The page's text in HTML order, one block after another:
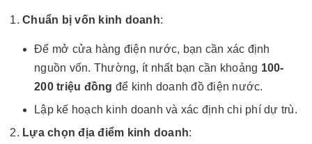
Chuẩn bị vốn kinh doanh:
Để mở cửa hàng điện nước, bạn cần xác định
nguồn vốn. Thường, ít nhất bạn cần khoảng 100-
200 triệu đồng để kinh doanh đồ điện nước.
Lập kế hoạch kinh doanh và xác định chi phí dự trù.
Lựa chọn địa điểm kinh doanh: